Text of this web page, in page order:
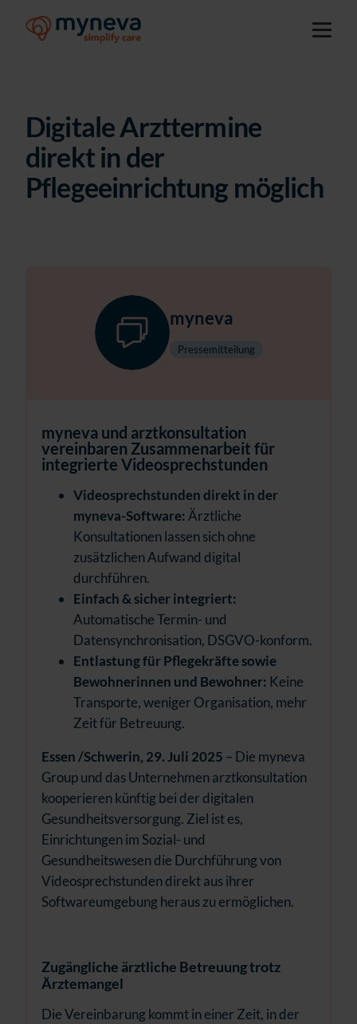
Digitale Arzttermine
direkt in der
Pflegeeinrichtung möglich
myneva
Pressemitteilung
myneva und arztkonsultation
vereinbaren Zusammenarbeit für
integrierte Videosprechstunden
Videosprechstunden direkt in der
myneva-Software: Ärztliche
Konsultationen lassen sich ohne
zusätzlichen Aufwand digital
durchführen.
Einfach & sicher integriert:
Automatische Termin- und
Datensynchronisation, DSGVO-konform.
Entlastung für Pflegekräfte sowie
Bewohnerinnen und Bewohner: Keine
Transporte, weniger Organisation, mehr
Zeit für Betreuung.
Essen /Schwerin, 29. Juli 2025 – Die myneva
Group und das Unternehmen arztkonsultation
kooperieren künftig bei der digitalen
Gesundheitsversorgung. Ziel ist es,
Einrichtungen im Sozial- und
Gesundheitswesen die Durchführung von
Videosprechstunden direkt aus ihrer
Softwareumgebung heraus zu ermöglichen.
Zugängliche ärztliche Betreuung trotz
Ärztemangel
Die Vereinbarung kommt in einer Zeit, in der